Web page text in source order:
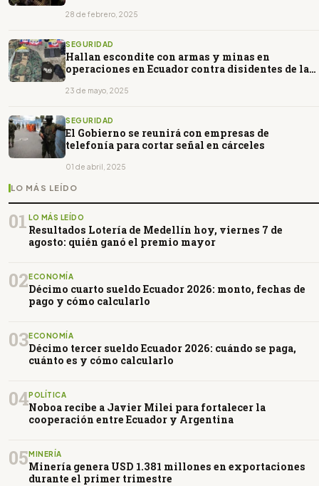
28 de febrero, 2025
SEGURIDAD
Hallan escondite con armas y minas en
operaciones en Ecuador contra disidentes de las
23 de mayo, 2025
SEGURIDAD
El Gobierno se reunirá con empresas de
telefonía para cortar señal en cárceles
01 de abril, 2025
LO MÁS LEÍDO
01 LO MÁS LEÍDO
Resultados Lotería de Medellín hoy, viernes 7 de
agosto: quién ganó el premio mayor
02ECONOMÍA
Décimo cuarto sueldo Ecuador 2026: monto, fechas de
pago y cómo calcularlo
03ECONOMÍA
Décimo tercer sueldo Ecuador 2026: cuándo se paga,
cuánto es y cómo calcularlo
04POLÍTICA
Noboa recibe a Javier Milei para fortalecer la
cooperación entre Ecuador y Argentina
05MINERÍA
Minería genera USD 1.381 millones en exportaciones
durante el primer trimestre